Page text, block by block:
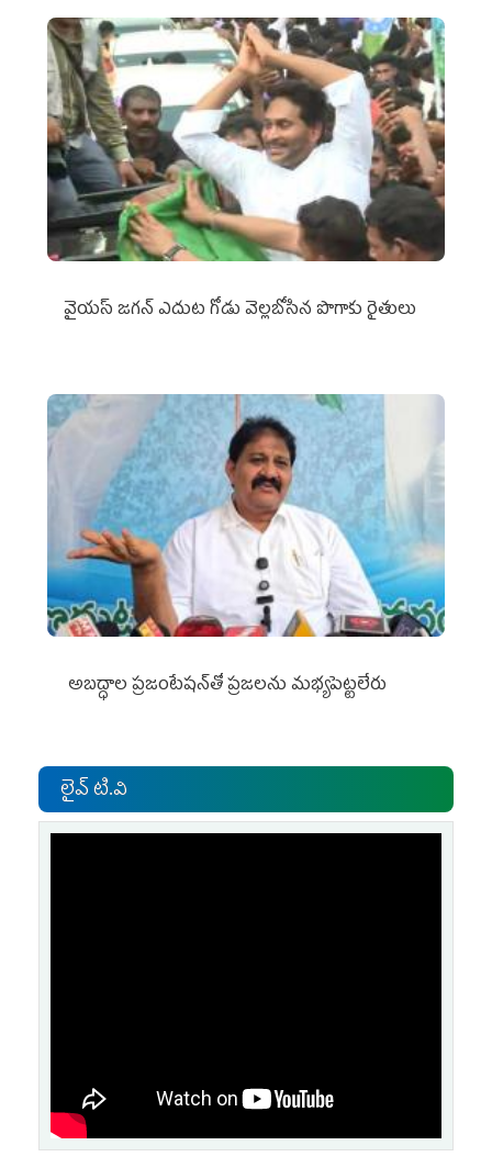
వైయ‌స్‌ జగన్ ఎదుట గోడు వెల్లబోసిన పొగాకు రైతులు
అబద్ధాల ప్రజంటేషన్‌తో ప్రజలను మభ్యపెట్టలేరు
లైవ్ టి.వి